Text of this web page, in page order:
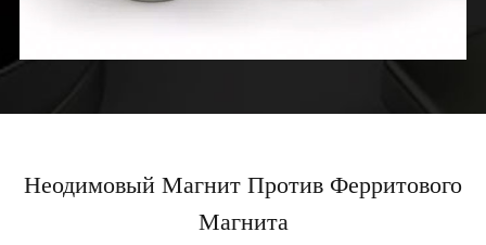
Неодимовый Магнит Против Ферритового
Магнита